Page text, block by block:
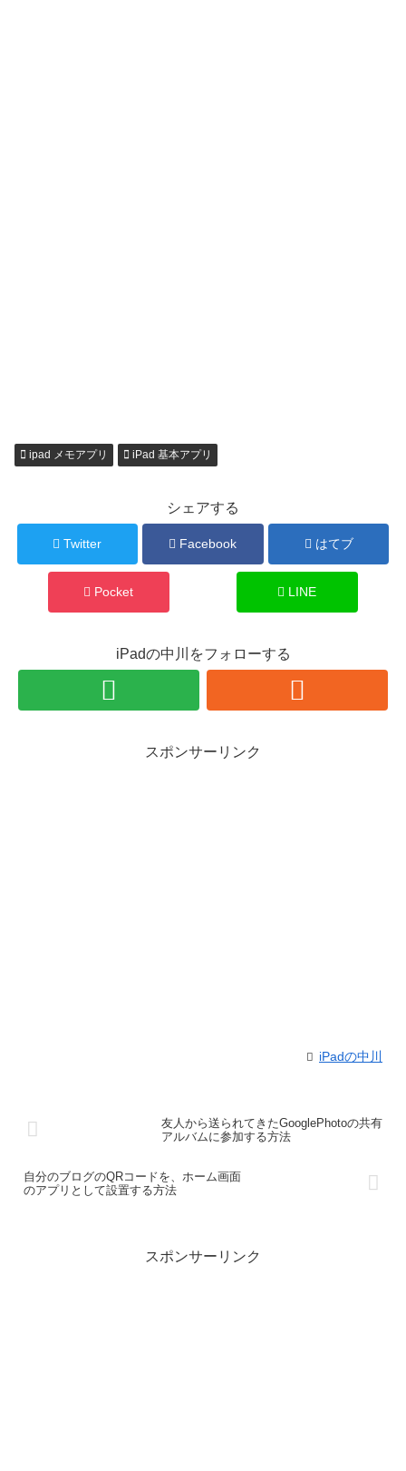
ipad メモアプリ iPad 基本アプリ
シェアする
Twitter Facebook はてブ
Pocket LINE
iPadの中川をフォローする
スポンサーリンク
iPadの中川
友人から送られてきたGooglePhotoの共有
アルバムに参加する方法
自分のブログのQRコードを、ホーム画面
のアプリとして設置する方法
スポンサーリンク